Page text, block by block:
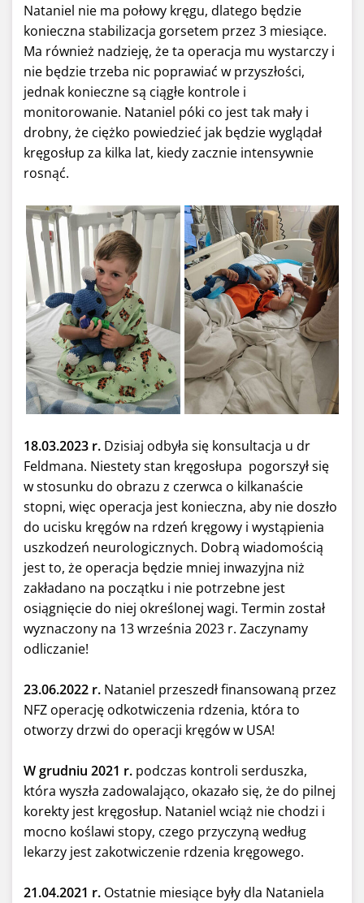
Nataniel nie ma połowy kręgu, dlatego będzie
konieczna stabilizacja gorsetem przez 3 miesiące.
Ma również nadzieję, że ta operacja mu wystarczy i
nie będzie trzeba nic poprawiać w przyszłości,
jednak konieczne są ciągłe kontrole i
monitorowanie. Nataniel póki co jest tak mały i
drobny, że ciężko powiedzieć jak będzie wyglądał
kręgosłup za kilka lat, kiedy zacznie intensywnie
rosnąć.
18.03.2023 r. Dzisiaj odbyła się konsultacja u dr
Feldmana. Niestety stan kręgosłupa pogorszył się
w stosunku do obrazu z czerwca o kilkanaście
stopni, więc operacja jest konieczna, aby nie doszło
do ucisku kręgów na rdzeń kręgowy i wystąpienia
uszkodzeń neurologicznych. Dobrą wiadomością
jest to, że operacja będzie mniej inwazyjna niż
zakładano na początku i nie potrzebne jest
osiągnięcie do niej określonej wagi. Termin został
wyznaczony na 13 września 2023 r. Zaczynamy
odliczanie!
23.06.2022 r. Nataniel przeszedł finansowaną przez
NFZ operację odkotwiczenia rdzenia, która to
otworzy drzwi do operacji kręgów w USA!
W grudniu 2021 r. podczas kontroli serduszka,
która wyszła zadowalająco, okazało się, że do pilnej
korekty jest kręgosłup. Nataniel wciąż nie chodzi i
mocno koślawi stopy, czego przyczyną według
lekarzy jest zakotwiczenie rdzenia kręgowego.
21.04.2021 r. Ostatnie miesiące były dla Nataniela